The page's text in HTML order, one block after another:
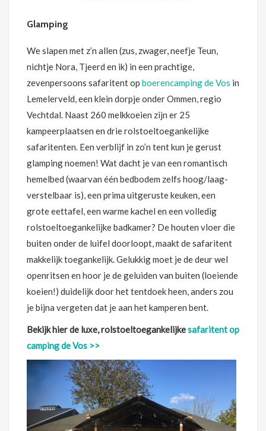
Glamping
We slapen met z’n allen (zus, zwager, neefje Teun,
nichtje Nora, Tjeerd en ik) in een prachtige,
zevenpersoons safaritent op boerencamping de Vos in
Lemelerveld, een klein dorpje onder Ommen, regio
Vechtdal. Naast 260 melkkoeien zijn er 25
kampeerplaatsen en drie rolstoeltoegankelijke
safaritenten. Een verblijf in zo’n tent kun je gerust
glamping noemen! Wat dacht je van een romantisch
hemelbed (waarvan één bedbodem zelfs hoog/laag-
verstelbaar is), een prima uitgeruste keuken, een
grote eettafel, een warme kachel en een volledig
rolstoeltoegankelijke badkamer? De houten vloer die
buiten onder de luifel doorloopt, maakt de safaritent
makkelijk toegankelijk. Gelukkig moet je de deur wel
openritsen en hoor je de geluiden van buiten (loeiende
koeien!) duidelijk door het tentdoek heen, anders zou
je bijna vergeten dat je aan het kamperen bent.
Bekijk hier de luxe, rolstoeltoegankelijkesafaritent op
camping de Vos >>